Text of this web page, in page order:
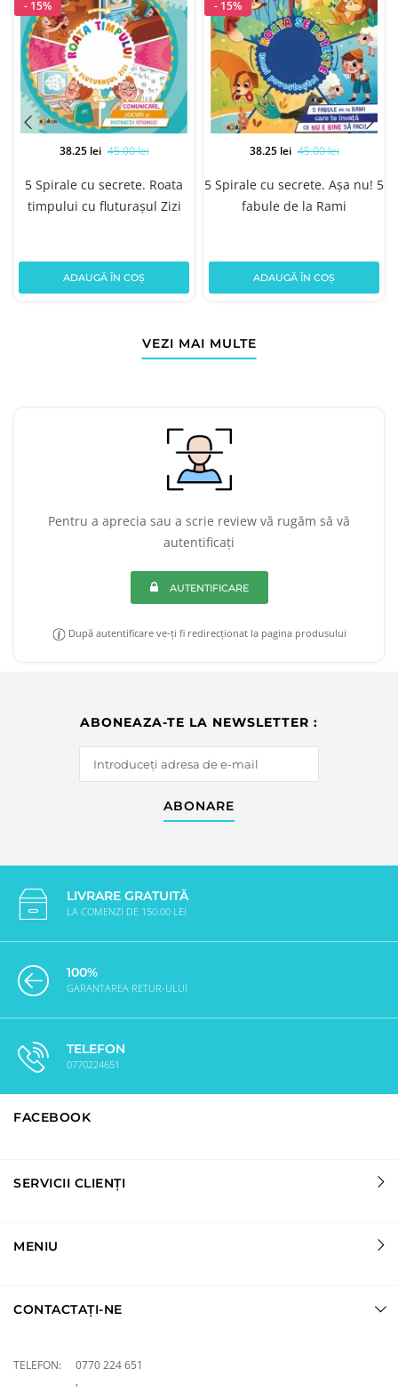
- 15%
5 Spirale cu secrete. Roata
timpului cu fluturaşul Zizi
38.25 lei 45.00 lei
ADAUGĂ ÎN COȘ
- 15%
5 Spirale cu secrete. Aşa nu! 5
fabule de la Rami
38.25 lei 45.00 lei
ADAUGĂ ÎN COȘ
VEZI MAI MULTE
Pentru a aprecia sau a scrie review vă rugăm să vă
autentificați
AUTENTIFICARE
După autentificare ve-ți fi redirecționat la pagina produsului
ABONEAZA-TE LA NEWSLETTER :
ABONARE
LIVRARE GRATUITĂ
LA COMENZI DE 150.00 LEI
100%
GARANTAREA RETUR-ULUI
TELEFON
0770224651
FACEBOOK
SERVICII CLIENȚI
MENIU
CONTACTAȚI-NE
TELEFON:
0770 224 651
,